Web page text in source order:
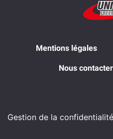
Mentions légales
Nous contacter
Gestion de la